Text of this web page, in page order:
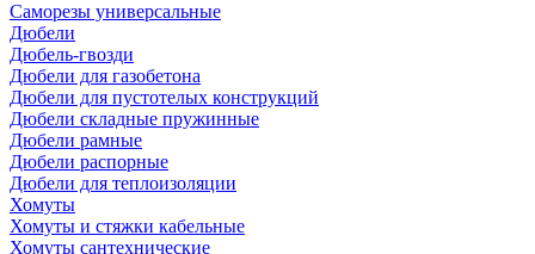
Саморезы универсальные
Дюбели
Дюбель-гвозди
Дюбели для газобетона
Дюбели для пустотелых конструкций
Дюбели складные пружинные
Дюбели рамные
Дюбели распорные
Дюбели для теплоизоляции
Хомуты
Хомуты и стяжки кабельные
Хомуты сантехнические